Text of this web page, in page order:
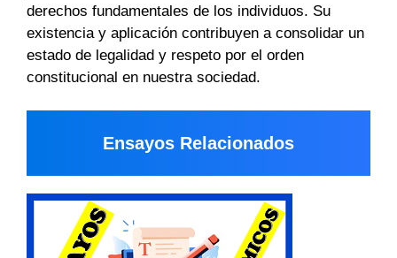
derechos fundamentales de los individuos. Su
existencia y aplicación contribuyen a consolidar un
estado de legalidad y respeto por el orden
constitucional en nuestra sociedad.
Ensayos Relacionados